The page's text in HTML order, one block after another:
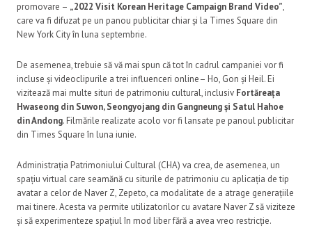
promovare – „2022 Visit Korean Heritage Campaign Brand Video”,
care va fi difuzat pe un panou publicitar chiar și la Times Square din
New York City în luna septembrie.
De asemenea, trebuie să vă mai spun că tot în cadrul campaniei vor fi
incluse și videoclipurile a trei influenceri online– Ho, Gon și Heil. Ei
vizitează mai multe situri de patrimoniu cultural, inclusiv Fortăreața
Hwaseong din Suwon, Seongyojang din Gangneung și Satul Hahoe
din Andong. Filmările realizate acolo vor fi lansate pe panoul publicitar
din Times Square în luna iunie.
Administrația Patrimoniului Cultural (CHA) va crea, de asemenea, un
spațiu virtual care seamănă cu siturile de patrimoniu cu aplicația de tip
avatar a celor de Naver Z, Zepeto, ca modalitate de a atrage generațiile
mai tinere. Acesta va permite utilizatorilor cu avatare Naver Z să viziteze
și să experimenteze spațiul în mod liber fără a avea vreo restricție.